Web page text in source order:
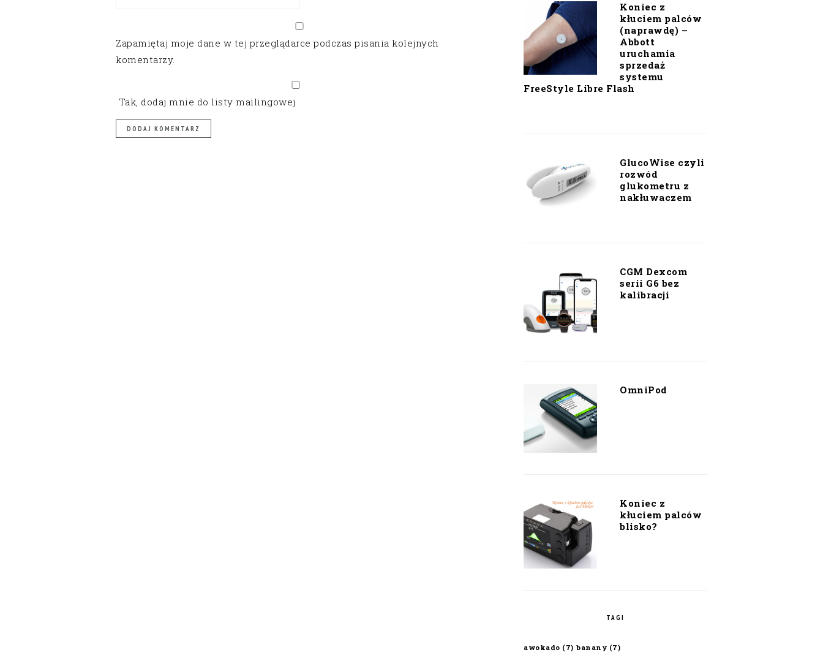
Zapamiętaj moje dane w tej przeglądarce podczas pisania kolejnych
komentarzy.
Tak, dodaj mnie do listy mailingowej
Koniec z
kłuciem palców
(naprawdę) –
Abbott
uruchamia
sprzedaż
systemu
FreeStyle Libre Flash
GlucoWise czyli
rozwód
glukometru z
nakłuwaczem
CGM Dexcom
serii G6 bez
kalibracji
OmniPod
Koniec z
kłuciem palców
blisko?
TAGI
awokado (7) banany (7)